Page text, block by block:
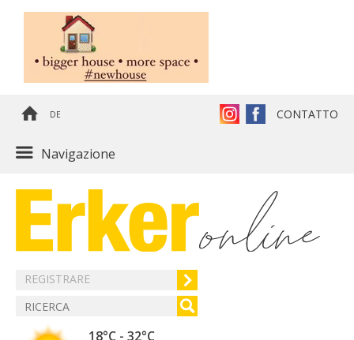
DE CONTATTO
Navigazione
REGISTRARE
18°C - 32°C